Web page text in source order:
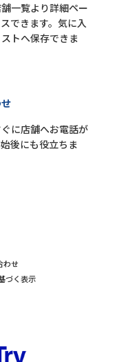
一覧より詳細ペー
できます。気に入
トへ保存できま
に店舗へお電話が
後にも役立ちま
わせ
づく表示